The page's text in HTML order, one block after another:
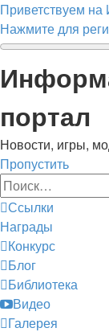
Приветствуем
Нажмите для
портал
Новости, игры,
Пропустить
Ссылки
Награды
Конкурс
Блог
Библиотека
Видео
Галерея